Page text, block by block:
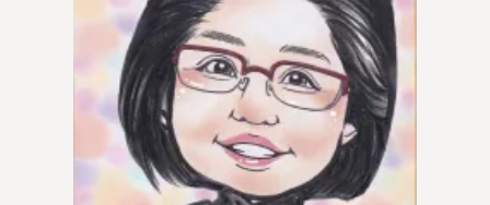
ウィッシュブログ
プライバシーポリシー